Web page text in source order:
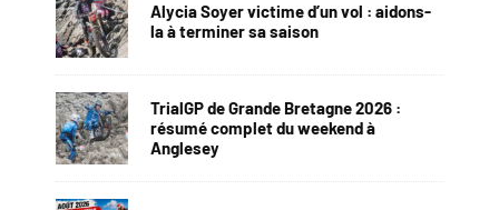
Alycia Soyer victime d’un vol : aidons-
la à terminer sa saison
TrialGP de Grande Bretagne 2026 :
résumé complet du weekend à
Anglesey